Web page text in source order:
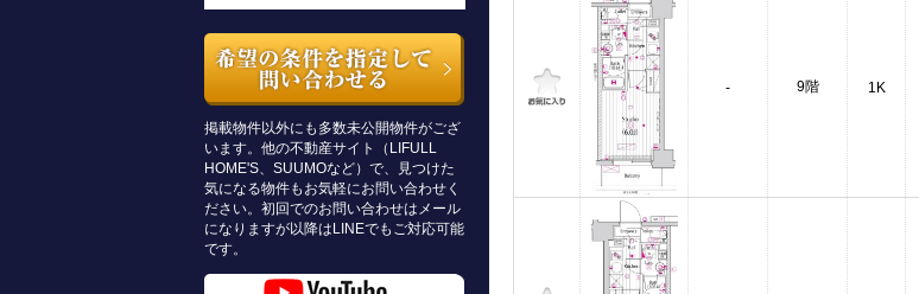
掲載物件以外にも多数未公開物件がござ
います。他の不動産サイト（LIFULL
HOME'S、SUUMOなど）で、見つけた
気になる物件もお気軽にお問い合わせく
ださい。初回でのお問い合わせはメール
になりますが以降はLINEでもご対応可能
です。
- 9階 1K